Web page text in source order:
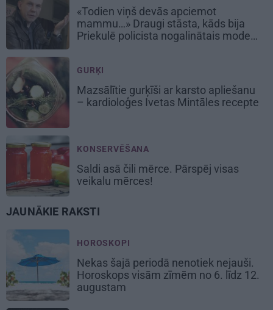
«Todien viņš devās apciemot
mammu…» Draugi stāsta, kāds bija
Priekulē policista nogalinātais modes
GURĶI
Mazsālītie gurķīši ar karsto apliešanu
– kardioloģes Ivetas Mintāles recepte
KONSERVĒŠANA
Saldi asā čili mērce. Pārspēj visas
veikalu mērces!
JAUNĀKIE RAKSTI
HOROSKOPI
Nekas šajā periodā nenotiek nejauši.
Horoskops visām zīmēm no 6. līdz 12.
augustam